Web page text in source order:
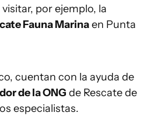
por ejemplo, la
Fauna Marinaen Punta
cuentan con la ayuda de
de la ONG de Rescate de
especialistas.